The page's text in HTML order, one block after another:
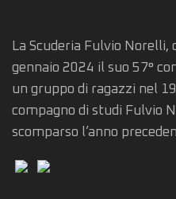
La Scuderia Fulvio Norelli,
gennaio 2024 il suo 57°
un gruppo di ragazzi nel
compagno di studi Fulvio
scomparso l’anno